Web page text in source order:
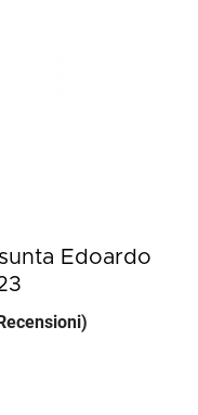
Edoardo